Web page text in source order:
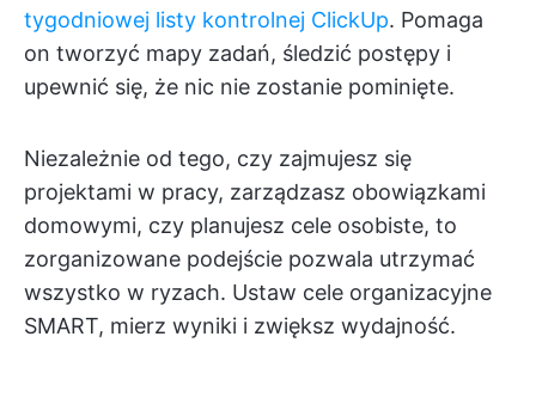
tygodniowej listy kontrolnej ClickUp. Pomaga
on tworzyć mapy zadań, śledzić postępy i
upewnić się, że nic nie zostanie pominięte.
Niezależnie od tego, czy zajmujesz się
projektami w pracy, zarządzasz obowiązkami
domowymi, czy planujesz cele osobiste, to
zorganizowane podejście pozwala utrzymać
wszystko w ryzach. Ustaw cele organizacyjne
SMART, mierz wyniki i zwiększ wydajność.